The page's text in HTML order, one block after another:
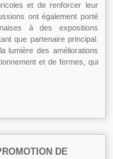
et de renforcer leur
ont également porté
à des expositions
que partenaire principal.
lumière des améliorations
et de fermes, qui
DE